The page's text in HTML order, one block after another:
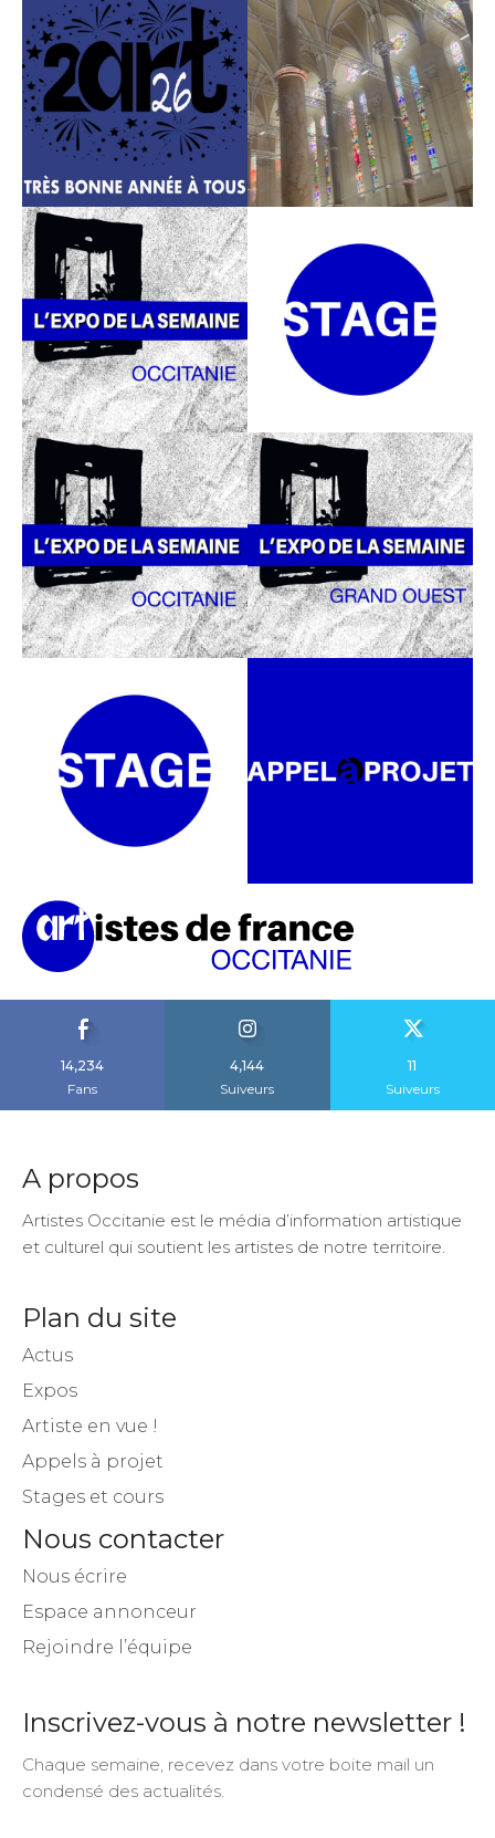
14,234
Fans
4,144
Suiveurs
11
Suiveurs
A propos
Artistes Occitanie est le média d’information artistique
et culturel qui soutient les artistes de notre territoire.
Plan du site
Actus
Expos
Artiste en vue !
Appels à projet
Stages et cours
Nous contacter
Nous écrire
Espace annonceur
Rejoindre l’équipe
Inscrivez-vous à notre newsletter !
Chaque semaine, recevez dans votre boite mail un
condensé des actualités.